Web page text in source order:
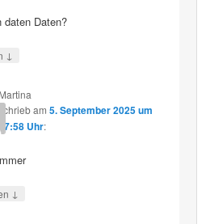
daten Daten?
↓
Martina
schriebam5. September 2025 um
Uhr:
↓